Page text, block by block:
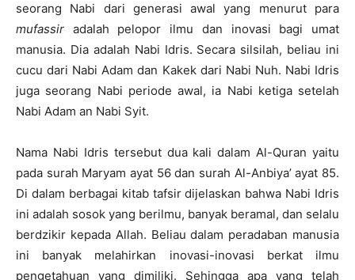
seorang Nabi dari generasi awal yang menurut para
mufassir adalah pelopor ilmu dan inovasi bagi umat
manusia. Dia adalah Nabi Idris. Secara silsilah, beliau ini
cucu dari Nabi Adam dan Kakek dari Nabi Nuh. Nabi Idris
juga seorang Nabi periode awal, ia Nabi ketiga setelah
Nabi Adam an Nabi Syit.
Nama Nabi Idris tersebut dua kali dalam Al-Quran yaitu
pada surah Maryam ayat 56 dan surah Al-Anbiya’ ayat 85.
Di dalam berbagai kitab tafsir dijelaskan bahwa Nabi Idris
ini adalah sosok yang berilmu, banyak beramal, dan selalu
berdzikir kepada Allah. Beliau dalam peradaban manusia
ini banyak melahirkan inovasi-inovasi berkat ilmu
pengetahuan yang dimiliki. Sehingga apa yang telah